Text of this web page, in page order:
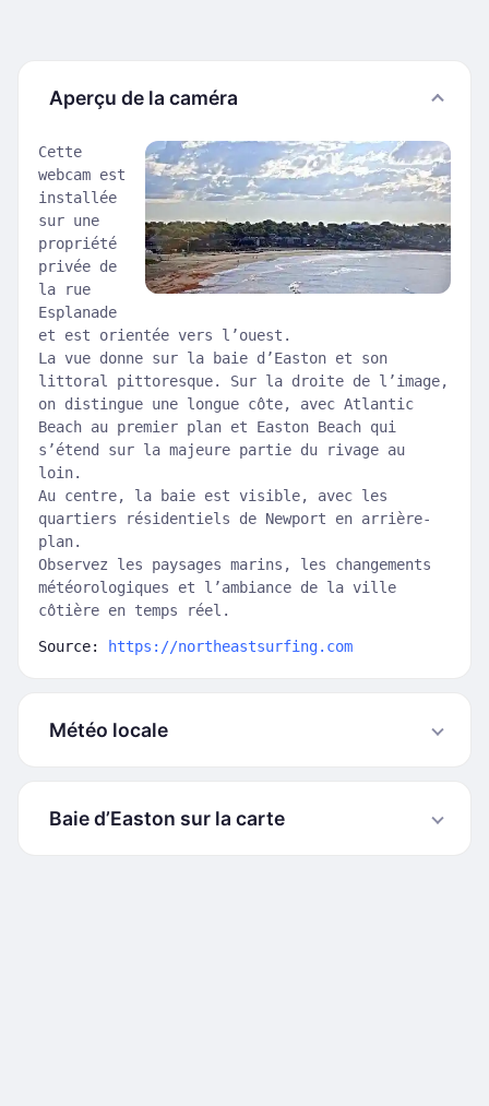
Aperçu de la caméra
Cette
webcam est
installée
sur une
propriété
privée de
la rue
Esplanade
et est orientée vers l’ouest.
La vue donne sur la baie d’Easton et son
littoral pittoresque. Sur la droite de l’image,
on distingue une longue côte, avec Atlantic
Beach au premier plan et Easton Beach qui
s’étend sur la majeure partie du rivage au
loin.
Au centre, la baie est visible, avec les
quartiers résidentiels de Newport en arrière-
plan.
Observez les paysages marins, les changements
météorologiques et l’ambiance de la ville
côtière en temps réel.
Source: https://northeastsurfing.com
Météo locale
Baie d’Easton sur la carte